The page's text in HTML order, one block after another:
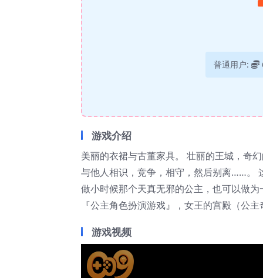
普通用户:
游戏介绍
美丽的衣裙与古董家具。 壮丽的王城，奇
与他人相识，竞争，相守，然后别离……。
做小时候那个天真无邪的公主，也可以做
『公主角色扮演游戏』，女王的宫殿（公
游戏视频